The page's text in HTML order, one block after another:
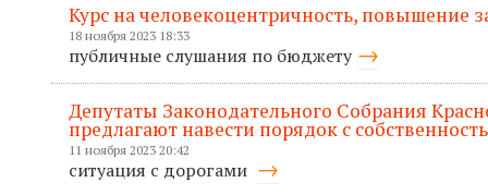
Курс на человекоцентричность, повышение
18 ноября 2023 18:33
публичные слушания по бюджету
Депутаты Законодательного Собрания
предлагают навести порядок с
11 ноября 2023 20:42
ситуация с дорогами